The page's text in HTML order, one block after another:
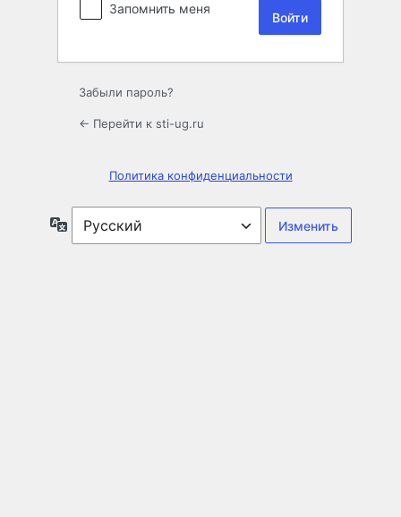
Запомнить меня
Забыли пароль?
← Перейти к sti-ug.ru
Политика конфиденциальности
Язык